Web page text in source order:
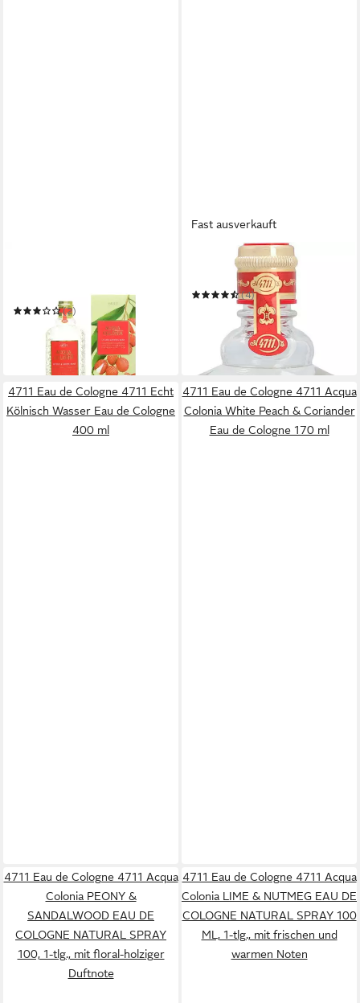
Eau de Cologne 170 ml
(2)
28,88 €
(169,88 €/ 1 l)
in 2-3 Werktagen bei dir
Fast ausverkauft
Eau de Cologne 4711 Original
(4)
ab 16,42 € UVP39,99 €
(16,42 €/ 100 ml)
in 2-3 Werktagen bei dir
4711 Eau de Cologne 4711 Echt
Kölnisch Wasser Eau de Cologne
400 ml
4711 Eau de Cologne 4711 Acqua
Colonia White Peach & Coriander
Eau de Cologne 170 ml
4711 Eau de Cologne 4711 Acqua
Colonia PEONY &
SANDALWOOD EAU DE
COLOGNE NATURAL SPRAY
100, 1-tlg., mit floral-holziger
Duftnote
4711 Eau de Cologne 4711 Acqua
Colonia LIME & NUTMEG EAU DE
COLOGNE NATURAL SPRAY 100
ML, 1-tlg., mit frischen und
warmen Noten